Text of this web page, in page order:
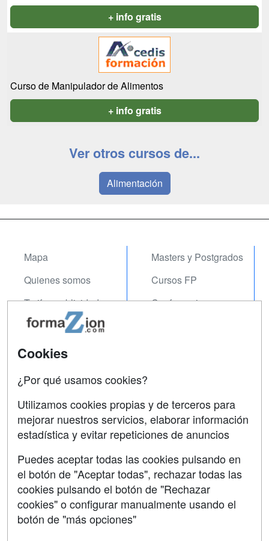
+ info gratis
Curso de Manipulador de Alimentos
+ info gratis
Ver otros cursos de...
Alimentación
Mapa
Quienes somos
Tarifas publicidad
Acceso Usuarios
Acceso Centros
Masters y Postgrados
Cursos FP
Conferencias
Contactar
Confidencialidad
Aviso legal
Copyleft
Cookies
¿Por qué usamos cookies?
Utilizamos cookies propias y de terceros para
mejorar nuestros servicios, elaborar información
estadística y evitar repeticiones de anuncios
Puedes aceptar todas las cookies pulsando en
el botón de "Aceptar todas", rechazar todas las
cookies pulsando el botón de "Rechazar
cookies" o configurar manualmente usando el
botón de "más opciones"